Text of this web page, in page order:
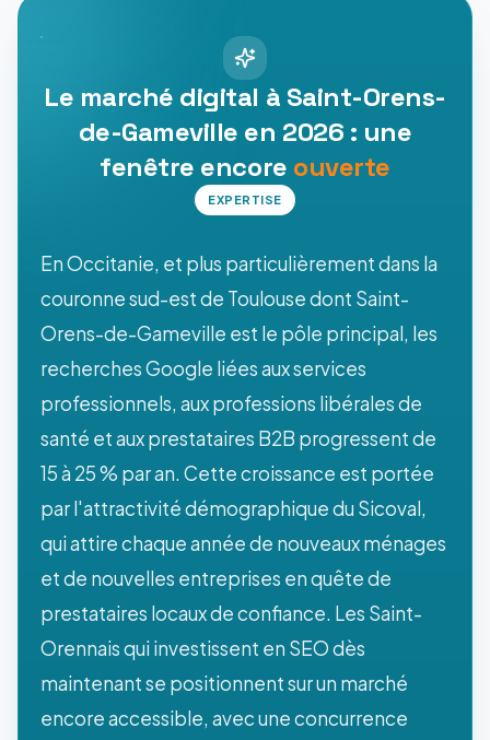
Le marché digital à Saint-Orens-
de-Gameville en 2026 : une
fenêtre encore ouverte
EXPERTISE
En Occitanie, et plus particulièrement dans la
couronne sud-est de Toulouse dont Saint-
Orens-de-Gameville est le pôle principal, les
recherches Google liées aux services
professionnels, aux professions libérales de
santé et aux prestataires B2B progressent de
15 à 25 % par an. Cette croissance est portée
par l'attractivité démographique du Sicoval,
qui attire chaque année de nouveaux ménages
et de nouvelles entreprises en quête de
prestataires locaux de confiance. Les Saint-
Orennais qui investissent en SEO dès
maintenant se positionnent sur un marché
encore accessible, avec une concurrence